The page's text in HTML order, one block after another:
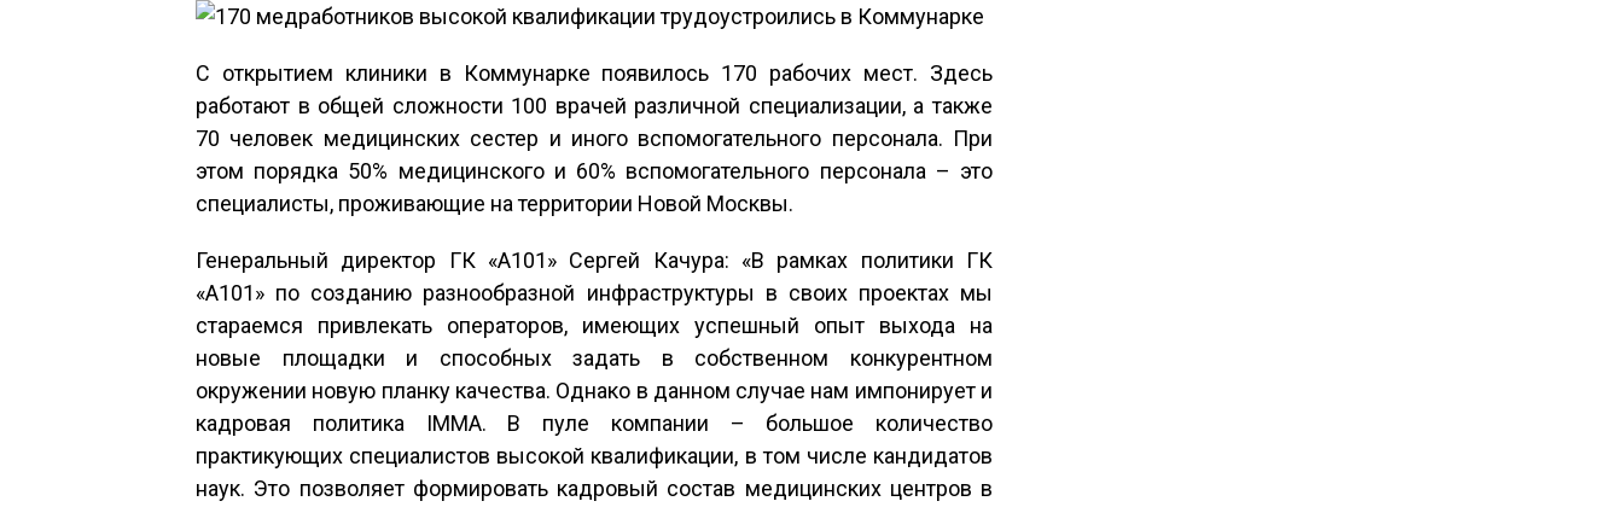
С открытием клиники в Коммунарке появилось 170 рабочих мест. Здесь
работают в общей сложности 100 врачей различной специализации, а также
70 человек медицинских сестер и иного вспомогательного персонала. При
этом порядка 50% медицинского и 60% вспомогательного персонала – это
специалисты, проживающие на территории Новой Москвы.
Генеральный директор ГК «А101» Сергей Качура: «В рамках политики ГК
«А101» по созданию разнообразной инфраструктуры в своих проектах мы
стараемся привлекать операторов, имеющих успешный опыт выхода на
новые площадки и способных задать в собственном конкурентном
окружении новую планку качества. Однако в данном случае нам импонирует и
кадровая политика IMMA. В пуле компании – большое количество
практикующих специалистов высокой квалификации, в том числе кандидатов
наук. Это позволяет формировать кадровый состав медицинских центров в